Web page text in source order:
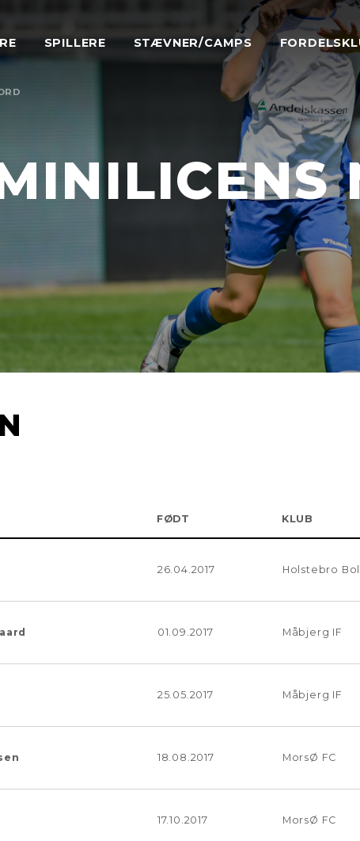
SPILLERE STÆVNER/CAMPS
FØDT KLUB
26.04.2017 Holstebro
01.09.2017 Måbjerg IF
25.05.2017 Måbjerg IF
18.08.2017 MorsØ FC
17.10.2017 MorsØ FC